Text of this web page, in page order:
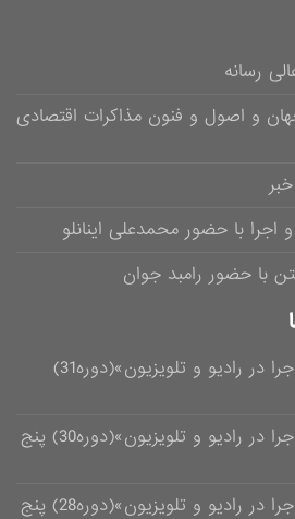
رسانه
جهان و اصول و فنون مذاکرات اقتصادی
با حضور محمدعلی اینانلو
با حضور رامبد جوان
شروع دوره «گویندگی و اجرا در رادیو و تلویزیون»(دوره31)
شروع دوره «گویندگی و اجرا در رادیو و تلویزیون»(دوره30) پنج
شروع دوره «گویندگی و اجرا در رادیو و تلویزیون»(دوره28) پنج